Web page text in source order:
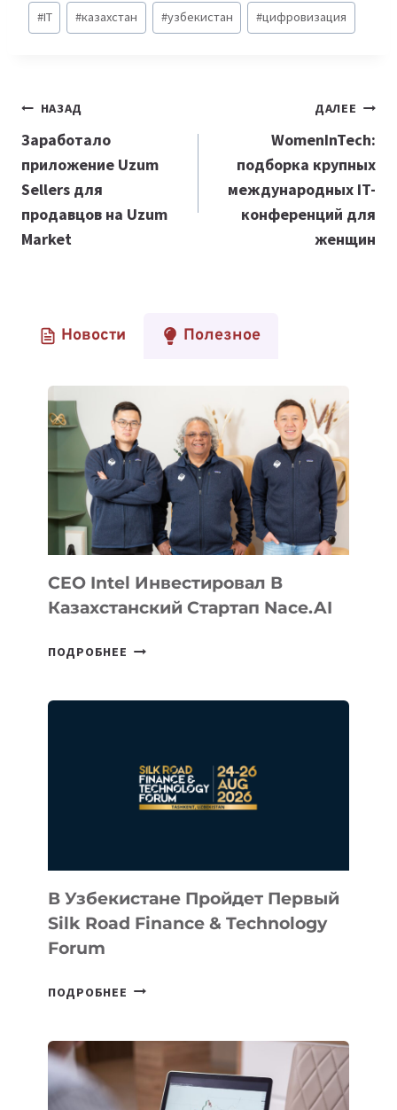
Метки
записи:
#IT #казахстан #узбекистан #цифровизация
Навигация
по
записям
НАЗАД
Заработало
приложение Uzum
Sellers для
продавцов на Uzum
Market
ДАЛЕЕ
WomenInTech:
подборка крупных
международных IT-
конференций для
женщин
Новости Полезное
CEO Intel Инвестировал В
Казахстанский Стартап Nace.AI
ПОДРОБНЕЕ CEO
NACE.AI
В Узбекистане Пройдет Первый
Silk Road Finance & Technology
Forum
ПОДРОБНЕЕ В